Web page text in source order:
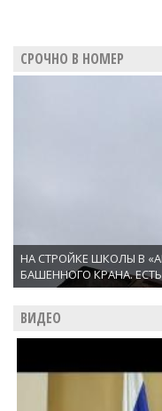
СРОЧНО В НОМЕР
НА СТРОЙКЕ ШКОЛЫ В
БАШЕННОГО КРАНА.
ВИДЕО